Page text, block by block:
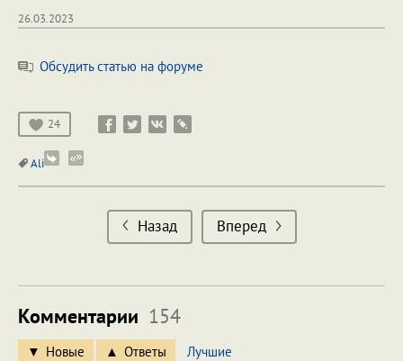
26.03.2023
Обсудить статью на форуме
24
Ali
Назад Вперед
Комментарии 154
Новые Ответы Лучшие